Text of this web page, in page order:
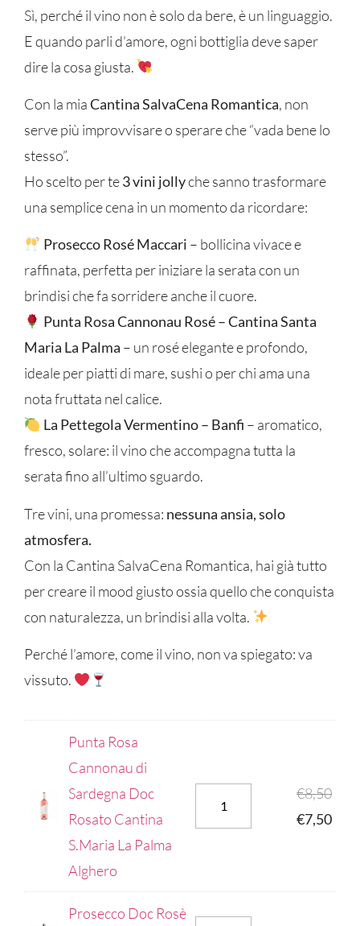
Sì, perché il vino non è solo da bere, è un linguaggio.
E quando parli d’amore, ogni bottiglia deve saper
dire la cosa giusta.
Con la miaCantina SalvaCena Romantica, non
serve più improvvisare o sperare che “vada bene lo
stesso”.
Ho scelto per te3 vini jollyche sanno trasformare
una semplice cena in un momento da ricordare:
Prosecco Rosé Maccari – bollicina vivace e
raffinata, perfetta per iniziare la serata con un
brindisi che fa sorridere anche il cuore.
Punta Rosa Cannonau Rosé – Cantina Santa
Maria La Palma – un rosé elegante e profondo,
ideale per piatti di mare, sushi o per chi ama una
nota fruttata nel calice.
La Pettegola Vermentino – Banfi – aromatico,
fresco, solare: il vino che accompagna tutta la
serata fino all’ultimo sguardo.
Tre vini, una promessa: nessuna ansia, solo
atmosfera.
Con la Cantina SalvaCena Romantica, hai già tutto
per creare il mood giusto ossia quello che conquista
con naturalezza, un brindisi alla volta.
Perché l’amore, come il vino, non va spiegato: va
vissuto.
Punta Rosa
Cannonau di
Sardegna Doc
Rosato Cantina
S.Maria La Palma
Alghero
€8,50
€7,50
Prosecco Doc Rosè